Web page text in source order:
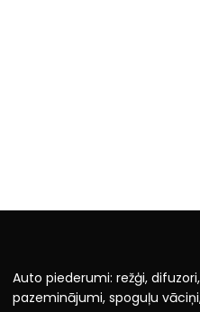
Auto piederumi: režģi,
pazeminājumi, spoguļu